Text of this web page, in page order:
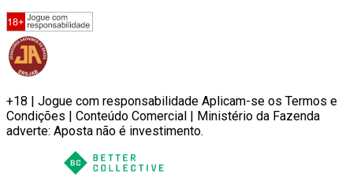
+18 | Jogue com responsabilidade Aplicam-se os Termos e
Condições | Conteúdo Comercial | Ministério da Fazenda
adverte: Aposta não é investimento.